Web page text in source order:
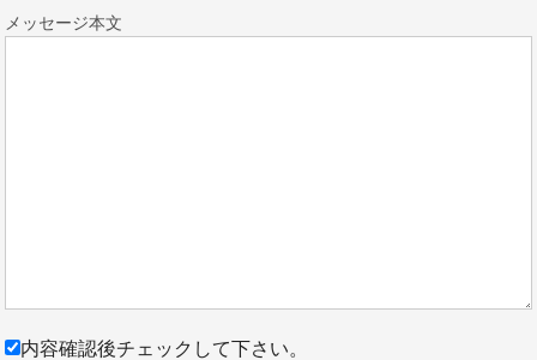
メッセージ本文
内容確認後チェックして下さい。